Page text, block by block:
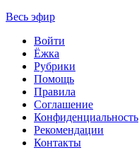
Весь эфир
Войти
Ёжка
Рубрики
Помощь
Правила
Соглашение
Конфиденциальность
Рекомендации
Контакты